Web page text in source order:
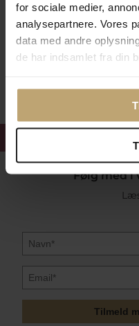
for sociale medier,
analysepartnere. Vores
data med andre
de har indsamlet fra din
Følg med i
Tilmeld